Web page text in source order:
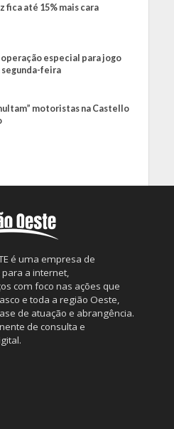
fica até 15% mais cara
especial para jogo
segunda-feira
motoristas na Castello
é uma empresa de
a internet,
com foco nas ações que
e toda a região Oeste,
de atuação e abrangência.
de consulta e